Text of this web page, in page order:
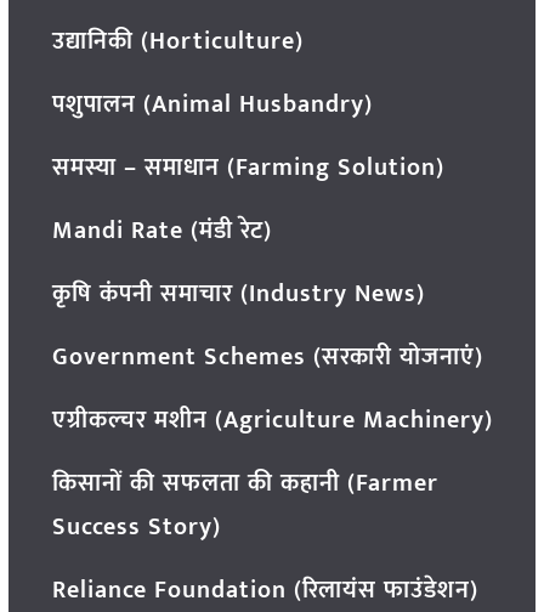
उद्यानिकी (Horticulture)
पशुपालन (Animal Husbandry)
समस्या – समाधान (Farming Solution)
Mandi Rate (मंडी रेट)
कृषि कंपनी समाचार (Industry News)
Government Schemes (सरकारी योजनाएं)
एग्रीकल्चर मशीन (Agriculture Machinery)
किसानों की सफलता की कहानी (Farmer
Success Story)
Reliance Foundation (रिलायंस फाउंडेशन)